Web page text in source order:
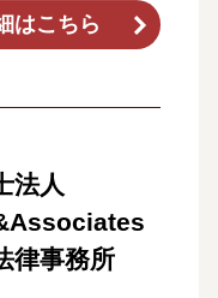
はこちら
法人
律事務所